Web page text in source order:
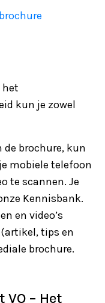
het
kun je zowel
de brochure, kun
mobiele telefoon
te scannen. Je
Kennisbank.
en video’s
tips en
brochure.
– Het